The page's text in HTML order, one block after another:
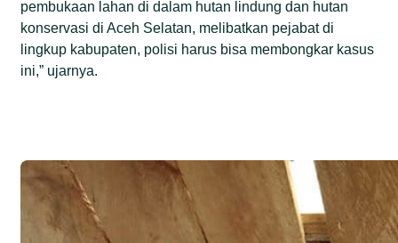
pembukaan lahan di dalam hutan lindung dan hutan
konservasi di Aceh Selatan, melibatkan pejabat di
lingkup kabupaten, polisi harus bisa membongkar kasus
ini,” ujarnya.